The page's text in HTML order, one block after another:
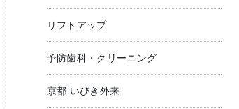
リフトアップ
予防歯科・クリーニング
京都 いびき外来